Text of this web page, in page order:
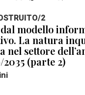
2
modello
La natura
nel settore
(parte 2)